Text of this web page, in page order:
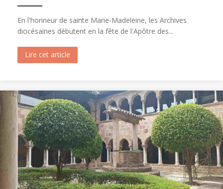
En l'honneur de sainte Marie-Madeleine, les Archives
diocésaines débutent en la fête de l'Apôtre des...
Lire cet article